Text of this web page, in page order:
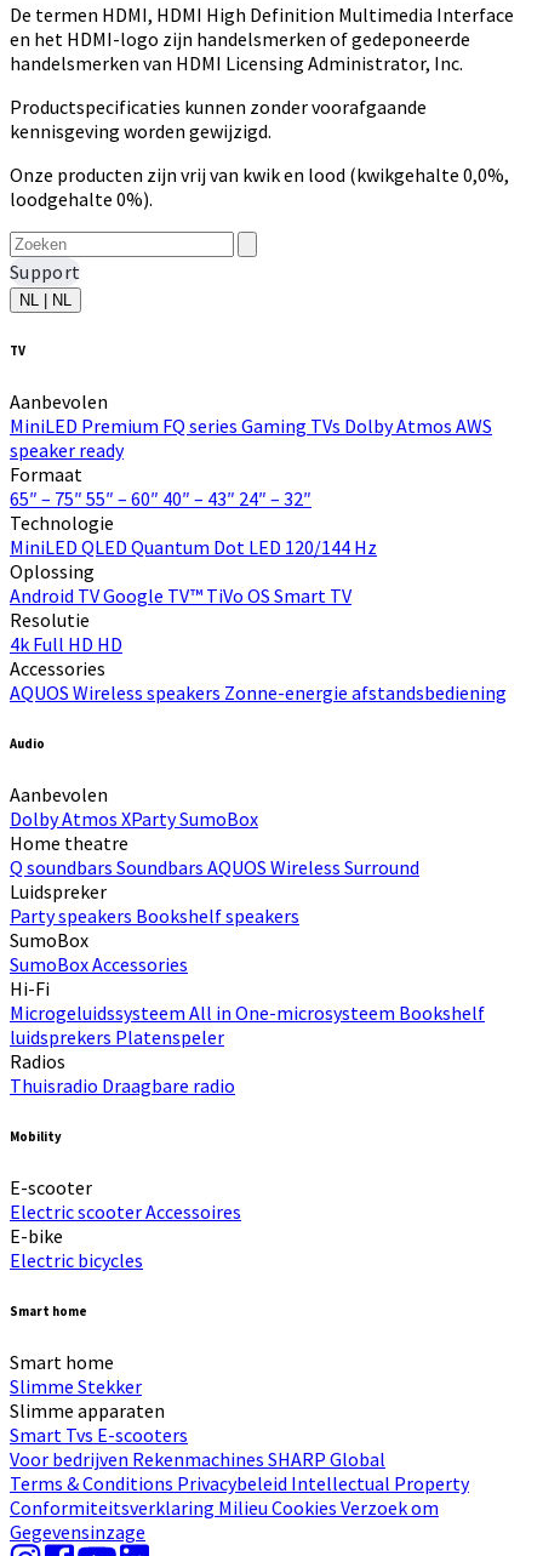
De termen HDMI, HDMI High Definition Multimedia Interface
en het HDMI-logo zijn handelsmerken of gedeponeerde
handelsmerken van HDMI Licensing Administrator, Inc.
Productspecificaties kunnen zonder voorafgaande
kennisgeving worden gewijzigd.
Onze producten zijn vrij van kwik en lood (kwikgehalte 0,0%,
loodgehalte 0%).
Support
NL | NL
TV
Aanbevolen
MiniLED Premium FQ series Gaming TVs Dolby Atmos AWS
speaker ready
Formaat
65″ – 75″ 55″ – 60″ 40″ – 43″ 24″ – 32″
Technologie
MiniLED QLED Quantum Dot LED 120/144 Hz
Oplossing
Android TVGoogle TV™ TiVo OS Smart TV
Resolutie
4k Full HD HD
Accessories
AQUOS Wireless speakers Zonne-energie afstandsbediening
Audio
Aanbevolen
Dolby Atmos XPartySumoBox
Home theatre
Q soundbars Soundbars AQUOS Wireless Surround
Luidspreker
Party speakers Bookshelf speakers
SumoBox
SumoBoxAccessories
Hi-Fi​
Microgeluidssysteem All in One-microsysteem Bookshelf
luidsprekers Platenspeler
Radios
Thuisradio Draagbare radio
Mobility
E-scooter
Electric scooterAccessoires
E-bike
Electric bicycles
Smart home
Smart home
Slimme Stekker
Slimme apparaten
Smart Tvs E-scooters
Voor bedrijven Rekenmachines SHARP Global
Terms & Conditions Privacybeleid Intellectual Property
Conformiteitsverklaring Milieu Cookies Verzoek om
Gegevensinzage